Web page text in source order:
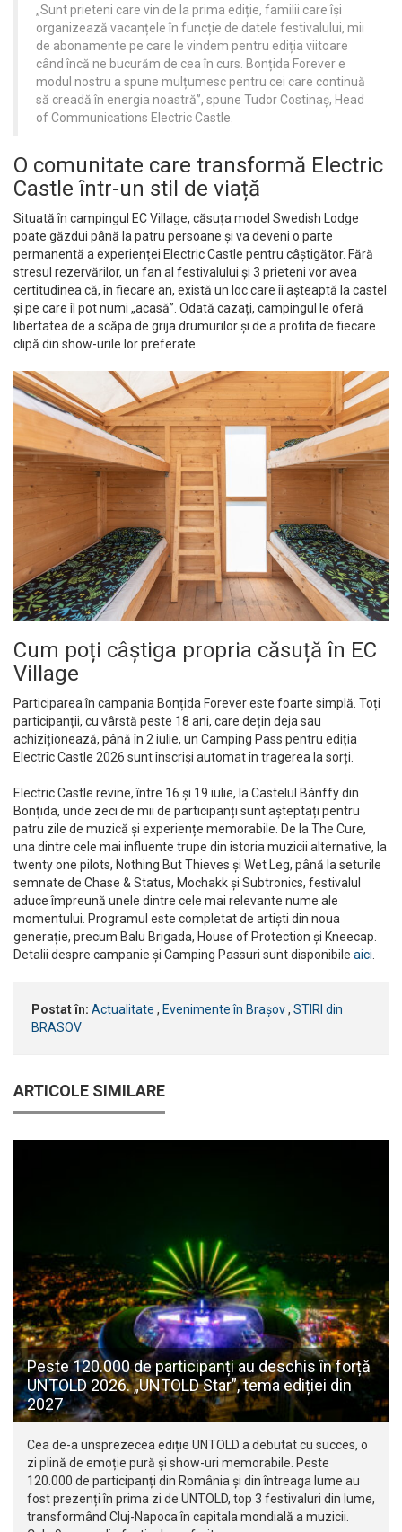
„Sunt prieteni care vin de la prima ediție, familii care își
organizează vacanțele în funcție de datele festivalului, mii
de abonamente pe care le vindem pentru ediția viitoare
când încă ne bucurăm de cea în curs. Bonțida Forever e
modul nostru a spune mulțumesc pentru cei care continuă
să creadă în energia noastră”, spune Tudor Costinaș, Head
of Communications Electric Castle.
O comunitate care transformă Electric
Castle într-un stil de viață
Situată în campingul EC Village, căsuța model Swedish Lodge
poate găzdui până la patru persoane și va deveni o parte
permanentă a experienței Electric Castle pentru câștigător. Fără
stresul rezervărilor, un fan al festivalului și 3 prieteni vor avea
certitudinea că, în fiecare an, există un loc care îi așteaptă la castel
și pe care îl pot numi „acasă”. Odată cazați, campingul le oferă
libertatea de a scăpa de grija drumurilor și de a profita de fiecare
clipă din show-urile lor preferate.
Cum poți câștiga propria căsuță în EC
Village
Participarea în campania Bonțida Forever este foarte simplă. Toți
participanții, cu vârstă peste 18 ani, care dețin deja sau
achiziționează, până în 2 iulie, un Camping Pass pentru ediția
Electric Castle 2026 sunt înscriși automat în tragerea la sorți.
Electric Castle revine, între 16 și 19 iulie, la Castelul Bánffy din
Bonțida, unde zeci de mii de participanți sunt așteptați pentru
patru zile de muzică și experiențe memorabile. De la The Cure,
una dintre cele mai influente trupe din istoria muzicii alternative, la
twenty one pilots, Nothing But Thieves și Wet Leg, până la seturile
semnate de Chase & Status, Mochakk și Subtronics, festivalul
aduce împreună unele dintre cele mai relevante nume ale
momentului. Programul este completat de artiști din noua
generație, precum Balu Brigada, House of Protection și Kneecap.
Detalii despre campanie și Camping Passuri sunt disponibile aici.
Postat în: Actualitate , Evenimente în Brașov, STIRI din
BRASOV
ARTICOLE SIMILARE
Peste 120.000 de participanți au deschis în forță
UNTOLD 2026. „UNTOLD Star”, tema ediției din
2027
Cea de-a unsprezecea ediție UNTOLD a debutat cu succes, o
zi plină de emoție pură și show-uri memorabile. Peste
120.000 de participanți din România și din întreaga lume au
fost prezenți în prima zi de UNTOLD, top 3 festivaluri din lume,
transformând Cluj-Napoca în capitala mondială a muzicii.